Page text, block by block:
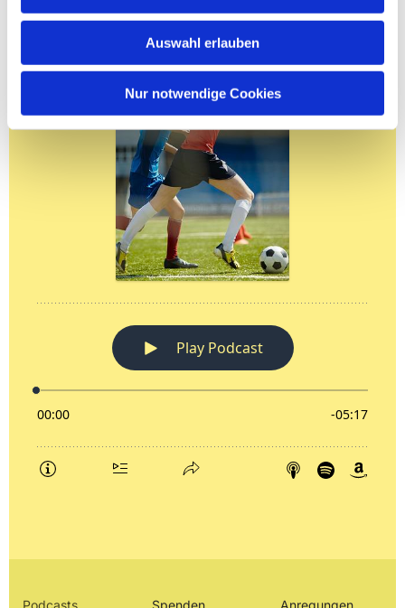
Auswahl erlauben
Nur notwendige Cookies